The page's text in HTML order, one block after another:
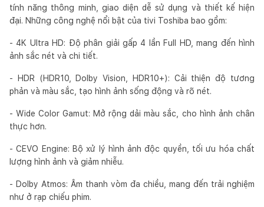
tính năng thông minh, giao diện dễ sử dụng và thiết kế hiện
đại. Những công nghệ nổi bật của tivi Toshiba bao gồm:
- 4K Ultra HD: Độ phân giải gấp 4 lần Full HD, mang đến hình
ảnh sắc nét và chi tiết.
- HDR (HDR10, Dolby Vision, HDR10+): Cải thiện độ tương
phản và màu sắc, tạo hình ảnh sống động và rõ nét.
- Wide Color Gamut: Mở rộng dải màu sắc, cho hình ảnh chân
thực hơn.
- CEVO Engine: Bộ xử lý hình ảnh độc quyền, tối ưu hóa chất
lượng hình ảnh và giảm nhiễu.
- Dolby Atmos: Âm thanh vòm đa chiều, mang đến trải nghiệm
như ở rạp chiếu phim.